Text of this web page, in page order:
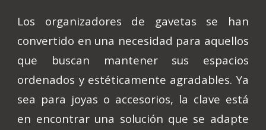
Los organizadores de gavetas se han
convertido en una necesidad para aquellos
que buscan mantener sus espacios
ordenados y estéticamente agradables. Ya
sea para joyas o accesorios, la clave está
en encontrar una solución que se adapte